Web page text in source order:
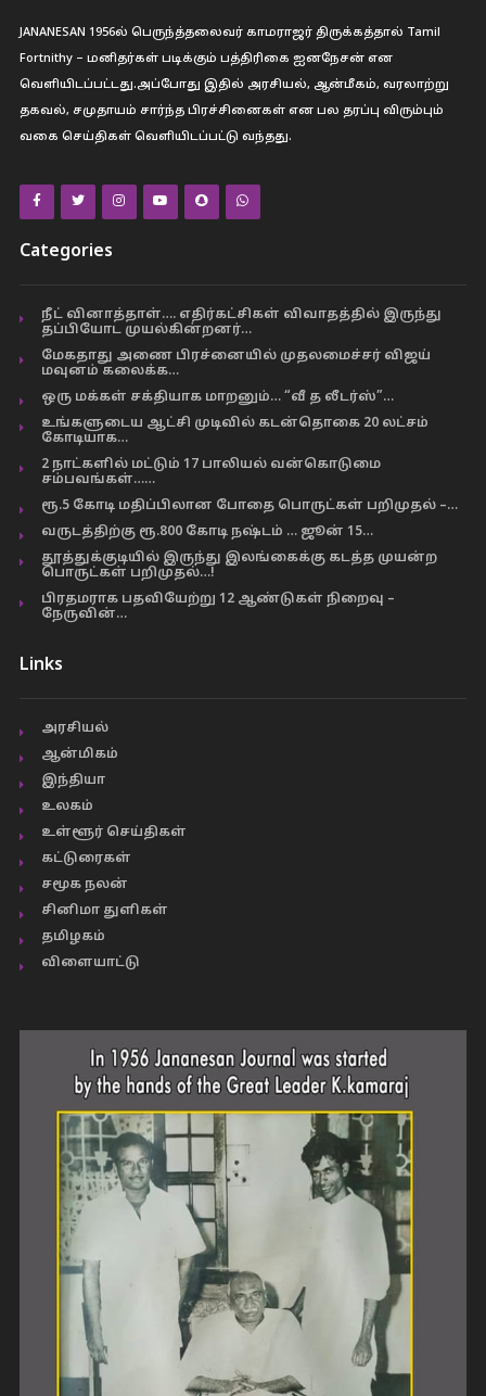
JANANESAN 1956ல் பெருந்த்தலைவர் காமராஜர் திருக்கத்தால் Tamil
Fortnithy – மனிதர்கள் படிக்கும் பத்திரிகை ஐனநேசன் என
வெளியிடப்பட்டது.அப்போது இதில் அரசியல், ஆன்மீகம், வரலாற்று
தகவல், சமுதாயம் சார்ந்த பிரச்சினைகள் என பல தரப்பு விரும்பும்
வகை செய்திகள் வெளியிடப்பட்டு வந்தது.
Categories
நீட் வினாத்தாள்…. எதிர்கட்சிகள் விவாதத்தில் இருந்து
தப்பியோட முயல்கின்றனர்…
மேகதாது அணை பிரச்னையில் முதலமைச்சர் விஜய்
மவுனம் கலைக்க…
ஒரு மக்கள் சக்தியாக மாறனும்… “வீ த லீடர்ஸ்”…
உங்களுடைய ஆட்சி முடிவில் கடன்தொகை 20 லட்சம்
கோடியாக…
2 நாட்களில் மட்டும் 17 பாலியல் வன்கொடுமை
சம்பவங்கள்……
ரூ.5 கோடி மதிப்பிலான போதை பொருட்கள் பறிமுதல் –…
வருடத்திற்கு ரூ.800 கோடி நஷ்டம் … ஜூன் 15…
தூத்துக்குடியில் இருந்து இலங்கைக்கு கடத்த முயன்ற
பொருட்கள் பறிமுதல்…!
பிரதமராக பதவியேற்று 12 ஆண்டுகள் நிறைவு –
நேருவின்…
Links
அரசியல்
ஆன்மிகம்
இந்தியா
உலகம்
உள்ளூர் செய்திகள்
கட்டுரைகள்
சமூக நலன்
சினிமா துளிகள்
தமிழகம்
விளையாட்டு